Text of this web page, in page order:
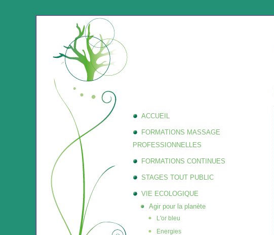
ACCUEIL
FORMATIONS MASSAGE
PROFESSIONNELLES
FORMATIONS CONTINUES
STAGES TOUT PUBLIC
VIE ECOLOGIQUE
Agir pour la planète
L'or bleu
Energies